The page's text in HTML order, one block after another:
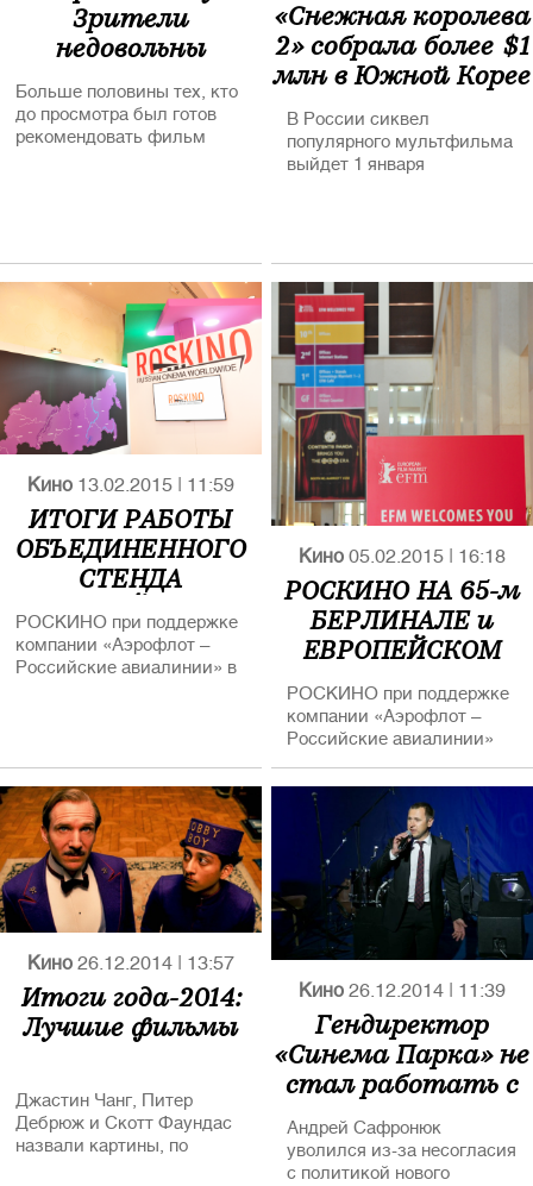
Зрители
недовольны
Больше половины тех, кто
до просмотра был готов
рекомендовать фильм
«Снежная королева
2» собрала более $1
млн в Южной Корее
В России сиквел
популярного мультфильма
выйдет 1 января
Кино 13.02.2015 11:59
ИТОГИ РАБОТЫ
ОБЪЕДИНЕННОГО
СТЕНДА
РОССИЙСКИХ
КИНЕМАТОГРАФИСТОВ
РОСКИНО НА 65-ом
РОСКИНО при поддержке
компании «Аэрофлот –
Российские авиалинии» в
международного
кинофестиваля.
Зонтичный стенд был
организован при участии
Министерства культуры и
Министерства
иностранных дел России.
Кино 05.02.2015 | 16:18
РОСКИНО НА 65-м
БЕРЛИНАЛЕ и
ЕВРОПЕЙСКОМ
КИНОРЫНКЕ
РОСКИНО при поддержке
компании «Аэрофлот –
Российские авиалинии»
представляет российское
кино на Европейском
кинорынке (EFM) в рамках
Берлинского
международного
кинофестиваля.
Зонтичный стенд
организован при участии
Министерства культуры и
Министерства
иностранных дел РФ.
В этом году на Берлинале
от России представлено 7
фильмов. Кроме того
почетный приз
Берлинского
кинофестиваля «Камера
Кино 26.12.2014 13:57
Итоги года-2014:
Лучшие фильмы
Джастин Чанг, Питер
Дебрюж и Скотт Фаундас
назвали картины, по
Кино 26.12.2014 11:39
Гендиректор
«Синема Парка» не
стал работать с
сыном Керимова
Андрей Сафронюк
уволился из-за несогласия
с политикой нового